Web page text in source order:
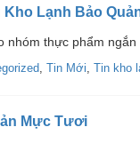
Lạnh Bảo
nhóm thực phẩm
, Tin Mới, Tin kho
Mực Tươi